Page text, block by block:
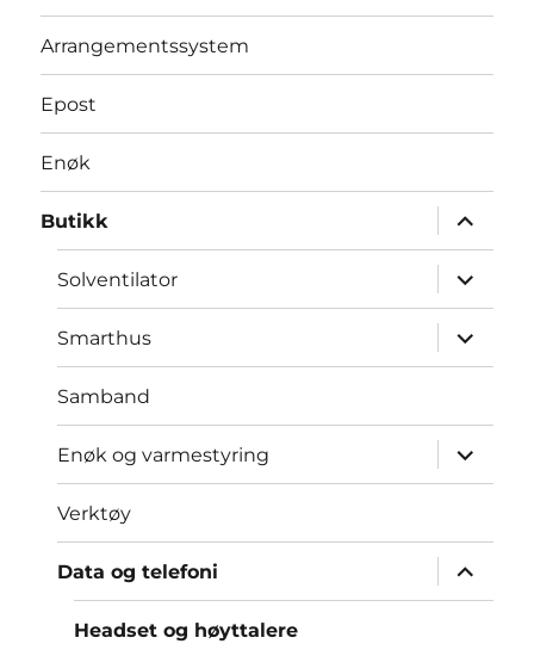
Arrangementssystem
Epost
Enøk
Butikk
Utvid
Solventilator
Utvid
Smarthus
Utvid
Samband
Enøk og varmestyring
Utvid
Verktøy
Data og telefoni
Utvid
Headset og høyttalere